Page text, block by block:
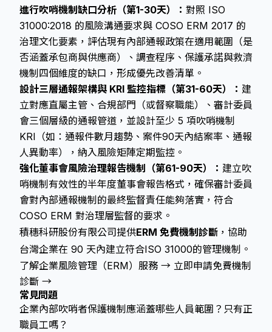
進行吹哨機制缺口分析（第1-30天）： 對照 ISO
31000:2018 的風險溝通要求與 COSO ERM 2017 的
治理文化要素，評估現有內部通報政策在適用範圍（是
否涵蓋承包商與供應商）、調查程序、保護承諾與救濟
機制四個維度的缺口，形成優先改善清單。
設計三層通報架構與 KRI 監控指標（第31-60天）： 建
立對應直屬主管、合規部門（或督察職能）、審計委員
會三個層級的通報管道，並設計至少 5 項吹哨機制
KRI（如：通報件數月趨勢、案件90天內結案率、通報
人異動率），納入風險矩陣定期監控。
強化董事會風險治理報告機制（第61-90天）： 建立吹
哨機制有效性的半年度董事會報告格式，確保審計委員
會對內部通報機制的最終監督責任能夠落實，符合
COSO ERM 對治理層監督的要求。
積穗科研股份有限公司提供ERM 免費機制診斷 ，協助
台灣企業在 90 天內建立符合ISO 31000的管理機制。
了解企業風險管理（ERM）服務 → 立即申請免費機制
診斷 →
常見問題
企業內部吹哨者保護機制應涵蓋哪些人員範圍？只有正
職員工嗎？